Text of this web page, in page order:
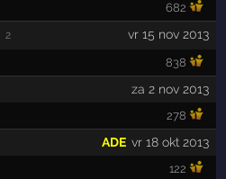
682
2 vr 15 nov 2013
838
za 2 nov 2013
278
vr 18 okt 2013
ADE
122